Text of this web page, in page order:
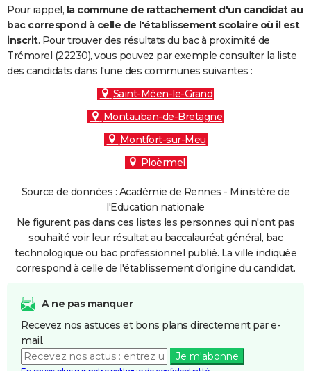
S'inscrire
Se connecter
Lycées
Collèges
Primaires
Universités
Entreprises
Service militaire
Avis de recherche
AVIS DE DÉCÈS
FORUM
Pour rappel, la commune de rattachement d'un candidat au
bac correspond à celle de l'établissement scolaire où il est
inscrit. Pour trouver des résultats du bac à proximité de
Trémorel (22230), vous pouvez par exemple consulter la liste
des candidats dans l'une des communes suivantes :
Saint-Méen-le-Grand
Montauban-de-Bretagne
Montfort-sur-Meu
Ploërmel
Source de données : Académie de Rennes - Ministère de
l'Education nationale
Ne figurent pas dans ces listes les personnes qui n'ont pas
souhaité voir leur résultat au baccalauréat général, bac
technologique ou bac professionnel publié. La ville indiquée
correspond à celle de l'établissement d'origine du candidat.
A ne pas manquer
Recevez nos astuces et bons plans directement par e-
mail.
Je m'abonne